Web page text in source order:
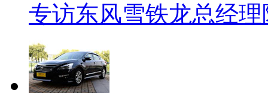
专访东风雪铁龙总经